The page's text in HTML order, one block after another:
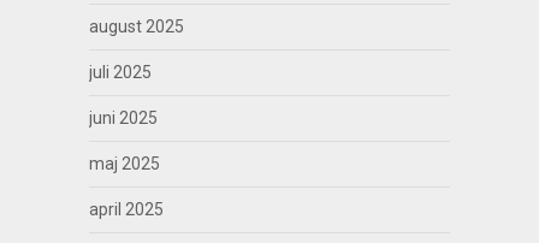
august 2025
juli 2025
juni 2025
maj 2025
april 2025